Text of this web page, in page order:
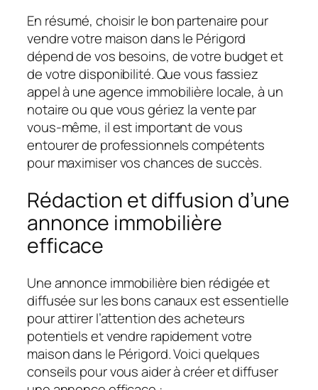
En résumé, choisir le bon partenaire pour
vendre votre maison dans le Périgord
dépend de vos besoins, de votre budget et
de votre disponibilité. Que vous fassiez
appel à une agence immobilière locale, à un
notaire ou que vous gériez la vente par
vous-même, il est important de vous
entourer de professionnels compétents
pour maximiser vos chances de succès.
Rédaction et diffusion d’une
annonce immobilière
efficace
Une annonce immobilière bien rédigée et
diffusée sur les bons canaux est essentielle
pour attirer l’attention des acheteurs
potentiels et vendre rapidement votre
maison dans le Périgord. Voici quelques
conseils pour vous aider à créer et diffuser